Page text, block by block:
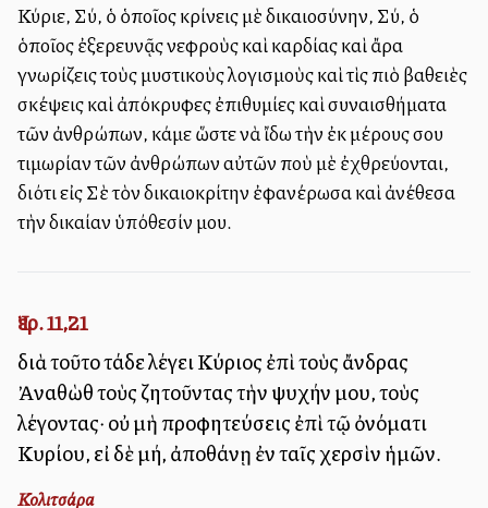
Κύριε, Σύ, ὁ ὁποῖος κρίνεις μὲ δικαιοσύνην, Σύ, ὁ
ὁποῖος ἐξερευνᾷς νεφροὺς καὶ καρδίας καὶ ἄρα
γνωρίζεις τοὺς μυστικοὺς λογισμοὺς καὶ τὶς πιὸ βαθειὲς
σκέψεις καὶ ἀπόκρυφες ἐπιθυμίες καὶ συναισθήματα
τῶν ἀνθρώπων, κάμε ὥστε νὰ ἴδω τὴν ἐκ μέρους σου
τιμωρίαν τῶν ἀνθρώπων αὐτῶν ποὺ μὲ ἐχθρεύονται,
διότι εἰς Σὲ τὸν δικαιοκρίτην ἐφανέρωσα καὶ ἀνέθεσα
τὴν δικαίαν ὑπόθεσίν μου.
Ἰερ. 11,21
διὰ τοῦτο τάδε λέγει Κύριος ἐπὶ τοὺς ἄνδρας
Ἀναθὼθ τοὺς ζητοῦντας τὴν ψυχήν μου, τοὺς
λέγοντας· οὐ μὴ προφητεύσεις ἐπὶ τῷ ὀνόματι
Κυρίου, εἰ δὲ μή, ἀποθάνῃ ἐν ταῖς χερσὶν ἡμῶν.
Κολιτσάρα